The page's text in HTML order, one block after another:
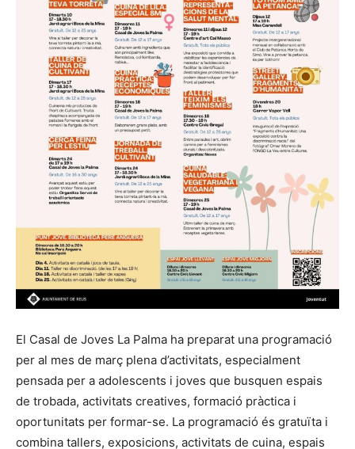
El Casal de Joves La Palma ha preparat una programació
per al mes de març plena d’activitats, especialment
pensada per a adolescents i joves que busquen espais
de trobada, activitats creatives, formació pràctica i
oportunitats per formar-se. La programació és gratuïta i
combina tallers, exposicions, activitats de cuina, espais